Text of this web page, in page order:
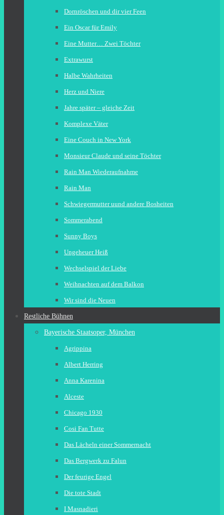
Dornröschen und dir vier Feen
Ein Oscar für Emily
Eine Mutter… Zwei Töchter
Extrawurst
Halbe Wahrheiten
Herz und Niere
Jahre später – gleiche Zeit
Komplexe Väter
Eine Couch in New York
Monsieur Claude und seine Töchter
Rain Man Wiederaufnahme
Rain Man
Schwiegermutter uund andere Bosheiten
Sommerabend
Sunny Boys
Ungeheuer Heiß
Wechselspiel der Liebe
Weihnachten auf dem Balkon
Wir sind die Neuen
Restliche Bühnen
Bayerische Staatsoper, München
Agrippina
Albert Herring
Anna Karenina
Alceste
Chicago 1930
Cosi Fan Tutte
Das Lächeln einer Sommernacht
Das Bergwerk zu Falun
Der feurige Engel
Die tote Stadt
I Masnadieri